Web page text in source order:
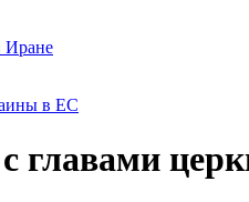
Иране
в ЕС
главами